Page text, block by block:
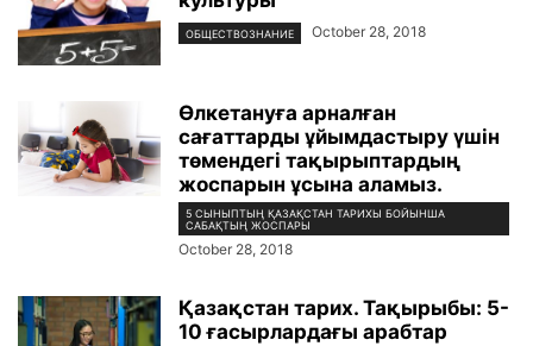
ОБЩЕСТВОЗНАНИЕ October 28, 2018
Өлкетануға арналған
сағаттарды ұйымдастыру үшін
төмендегі тақырыптардың
жоспарын ұсына аламыз.
5 СЫНЫПТЫҢ ҚАЗАҚСТАН ТАРИХЫ БОЙЫНША
САБАҚТЫҢ ЖОСПАРЫ
October 28, 2018
Қазақстан тарих. Тақырыбы: 5-
10 ғасырлардағы арабтар